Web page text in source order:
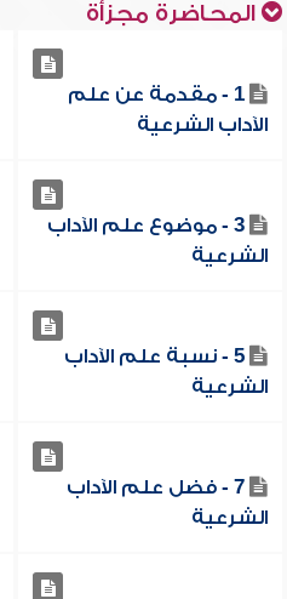
المحاضرة مجزأة
1 - مقدمة عن علم
الآداب الشرعية
3 - موضوع علم الآداب
الشرعية
5 - نسبة علم الآداب
الشرعية
7 - فضل علم الآداب
الشرعية